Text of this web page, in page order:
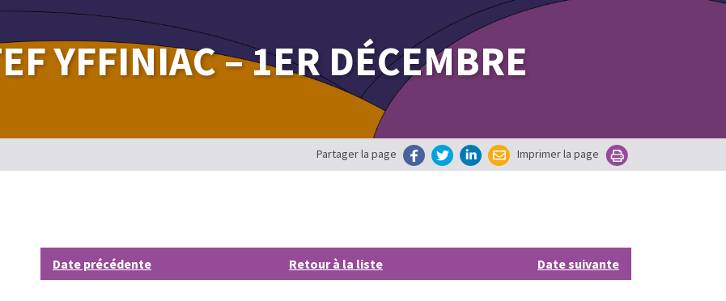
YFFINIAC – 1ER DÉCEMBRE
Partager la page Imprimer la page
Date précédente Retour à la liste Date suivante